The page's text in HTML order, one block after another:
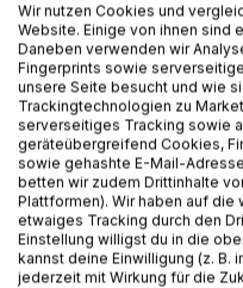
BESCHREIBUNG
Der Autor begibt sich auf
verstorbenen Vater.
Kindheitserlebnisse und
den Ort, an dem der
Auf dieser Reise in die
wie sehr der frühe Tod
Wir nutzen Cookies und
Website. Einige von ihnen sind
Daneben verwenden wir
Fingerprints sowie
unsere Seite besucht und wie
Trackingtechnologien zu
serverseitiges Tracking sowie
geräteübergreifend Cookies,
sowie gehashte E-Mail-
betten wir zudem Drittinhalte
Plattformen). Wir haben auf
etwaiges Tracking durch den
Einstellung willigst du in die
kannst deine Einwilligung (z. B.
jederzeit mit Wirkung für die